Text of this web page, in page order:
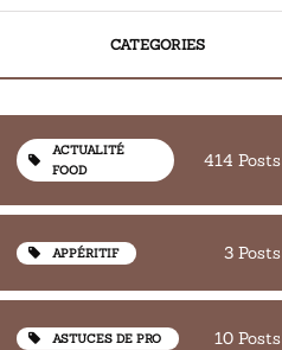
CATEGORIES
ACTUALITÉ
FOOD
414 Posts
APPÉRITIF 3 Posts
ASTUCES DE PRO 10 Posts